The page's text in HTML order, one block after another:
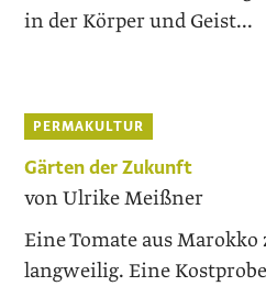
in der Körper und Geist...
PERMAKULTUR
Gärten der Zukunft
von Ulrike Meißner
Eine Tomate aus Marokko
langweilig. Eine